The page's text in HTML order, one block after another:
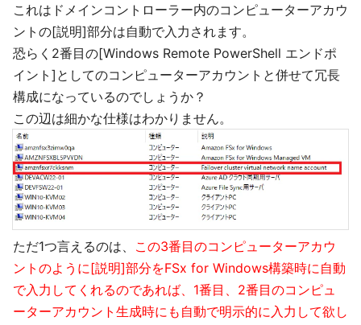
これはドメインコントローラー内のコンピューターアカウ
ントの[説明]部分は自動で入力されます。
恐らく2番目の[Windows Remote PowerShell エンドポ
イント]としてのコンピューターアカウントと併せて冗長
構成になっているのでしょうか？
この辺は細かな仕様はわかりません。
ただ1つ言えるのは、 この3番目のコンピューターアカウ
ントのように[説明]部分をFSx for Windows構築時に自動
で入力してくれるのであれば、1番目、2番目のコンピュ
ーターアカウント生成時にも自動で明示的に入力して欲し